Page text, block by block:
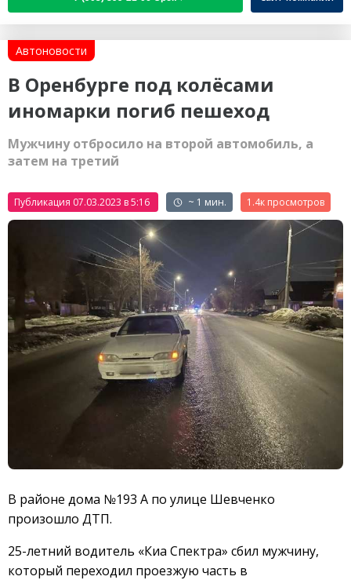
Автоновости
В Оренбурге под колёсами
иномарки погиб пешеход
Мужчину отбросило на второй автомобиль, а
затем на третий
Публикация 07.03.2023 в 5:16 ~ 1 мин. 1.4к
В районе дома №193 А по улице Шевченко
произошло ДТП.
25-летний водитель «Киа Спектра» сбил мужчину,
который переходил проезжую часть в